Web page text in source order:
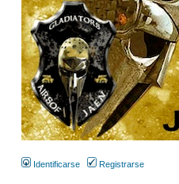
Identificarse Registrarse